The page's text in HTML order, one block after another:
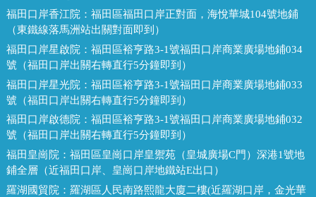
福田口岸香江院： 福田區福田口岸正對面，海悅華城104號地鋪
（東鐵線落馬洲站出關對面即到）
福田口岸星啟院： 福田區裕亨路3-1號福田口岸商業廣場地鋪034
號（福田口岸出關右轉直行5分鐘即到）
福田口岸星光院： 福田區裕亨路3-1號福田口岸商業廣場地鋪033
號（福田口岸出關右轉直行5分鐘即到）
福田口岸啟德院： 福田區裕亨路3-1號福田口岸商業廣場地鋪032
號（福田口岸出關右轉直行5分鐘即到）
福田皇崗院： 福田區皇崗口岸皇禦苑（皇城廣場C門）深港1號地
鋪全層（近福田口岸、皇崗口岸地鐵站E出口）
羅湖國貿院： 羅湖區人民南路熙龍大廈二樓(近羅湖口岸，金光華